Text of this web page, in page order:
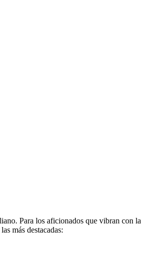
Para los aficionados que vibran con la
más destacadas: